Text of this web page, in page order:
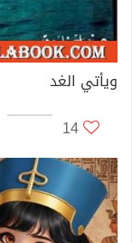
ويأتي الغد
14